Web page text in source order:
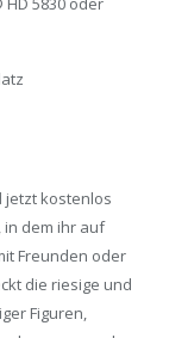
jetzt kostenlos
in dem ihr auf
Freunden oder
die riesige und
Figuren,